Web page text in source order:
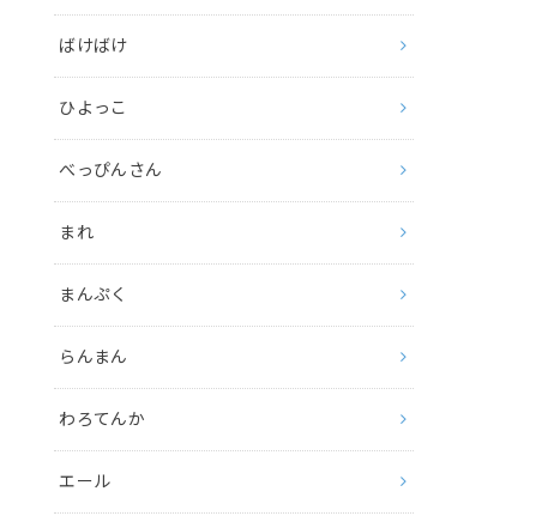
ばけばけ
ひよっこ
べっぴんさん
まれ
まんぷく
らんまん
わろてんか
エール